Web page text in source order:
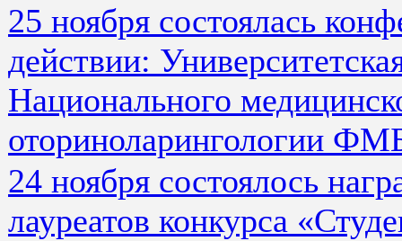
25 ноября состоялась
действии:
Национального
оториноларингологии
24 ноября состоялось
лауреатов конкурса